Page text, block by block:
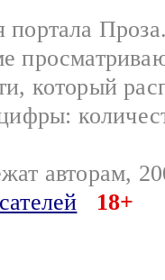
портала
который
авторам,
18+